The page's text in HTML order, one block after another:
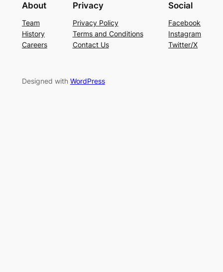
About
Team
History
Careers
Privacy
Privacy Policy
Terms and Conditions
Contact Us
Social
Facebook
Instagram
Twitter/X
Designed with WordPress